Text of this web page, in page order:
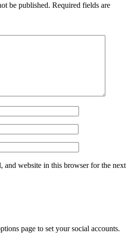
be published. Required fields are
and website in this browser for the next
page to set your social accounts.